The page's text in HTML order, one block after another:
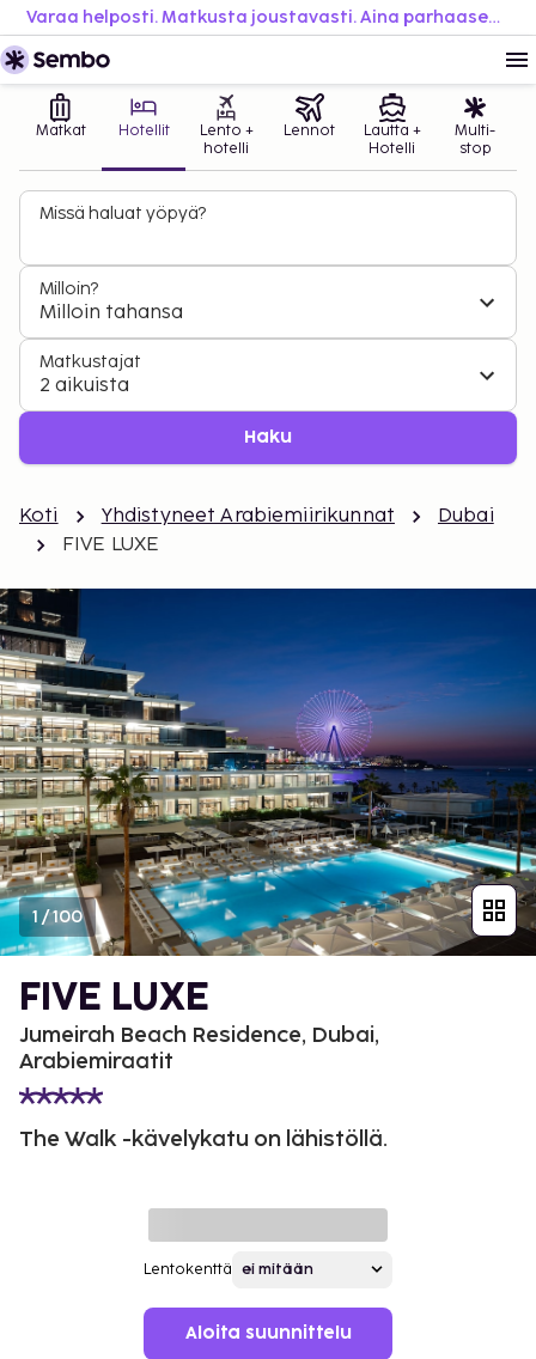
Varaa helposti. Matkusta joustavasti. Aina parhaaseen hintaan.
Matkat Hotellit
Lento +
hotelli
Lennot
Lautta +
Hotelli
Multi-
stop
Missä haluat yöpyä?
Milloin?
Milloin tahansa
Matkustajat
2 aikuista
Haku
Koti Yhdistyneet Arabiemiirikunnat
Dubai
FIVE LUXE
1 /100
FIVE LUXE
Jumeirah Beach Residence, Dubai,
Arabiemiraatit
The Walk -kävelykatu on lähistöllä.
Lentokenttä
Aloita suunnittelu